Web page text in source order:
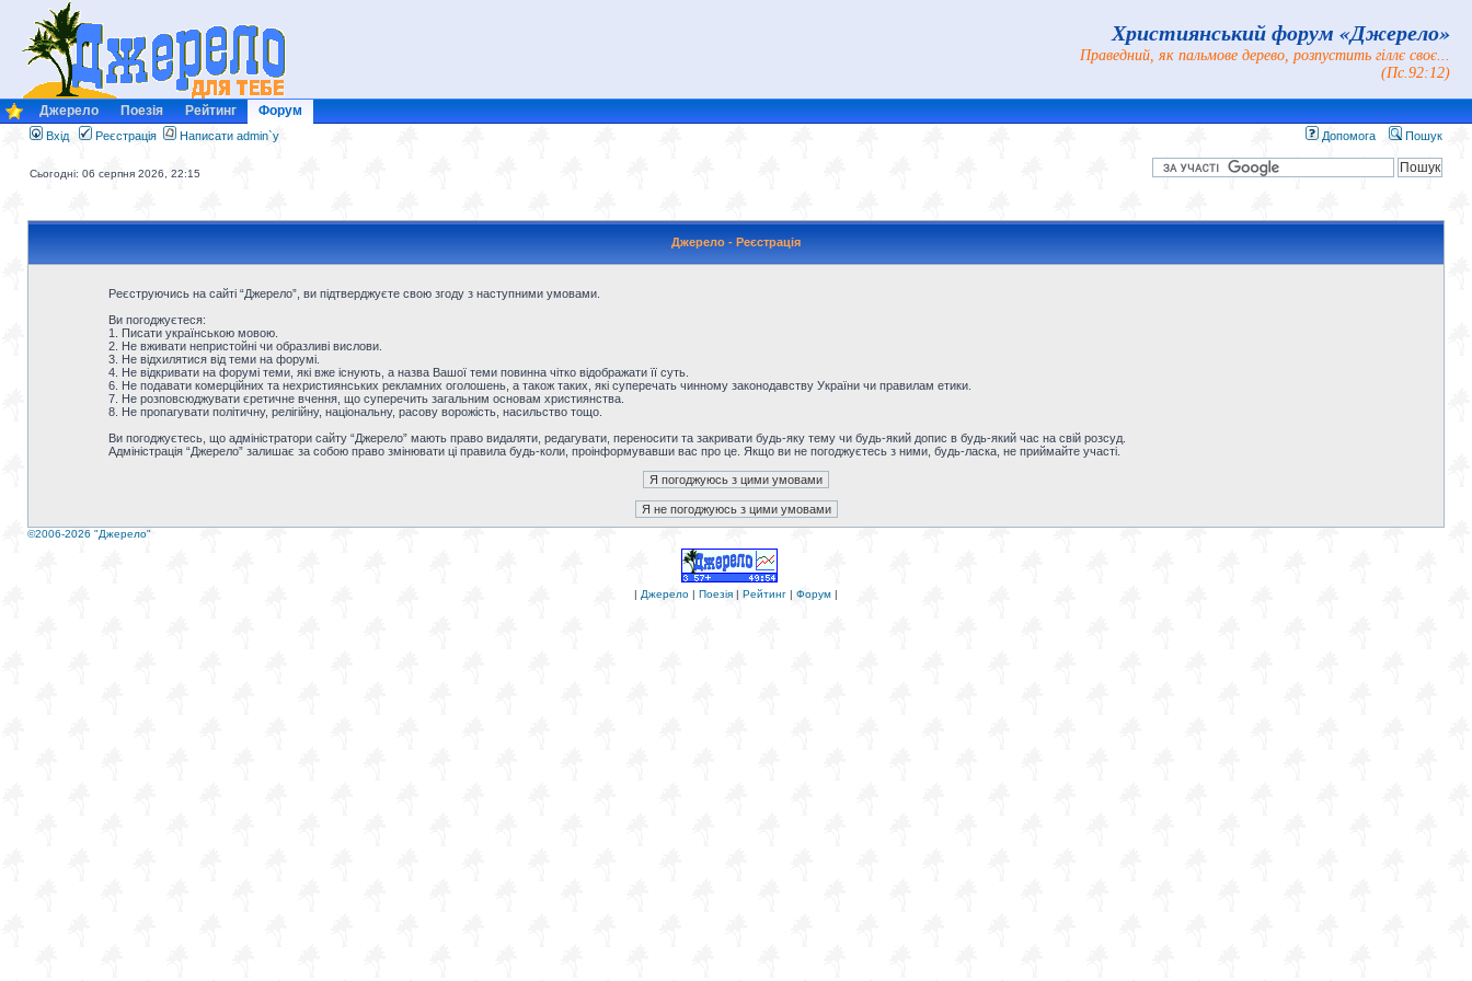
Християнський форум «Джерело»
Праведний, як пальмове дерево, розпустить гіллє своє...
(Пс.92:12)
Джерело Поезія Рейтинг Форум
Вхід Реєстрація Написати admin`у Допомога Пошук
Сьогодні: 06 серпня 2026, 22:15
Джерело - Реєстрація
Реєструючись на сайті “Джерело”, ви підтверджуєте свою згоду з наступними умовами.
Ви погоджуєтеся:
1. Писати українською мовою.
2. Не вживати непристойні чи образливі вислови.
3. Не відхилятися від теми на форумі.
4. Не відкривати на форумі теми, які вже існують, а назва Вашої теми повинна чітко відображати її суть.
6. Не подавати комерційних та нехристиянських рекламних оголошень, а також таких, які суперечать чинному законодавству України чи правилам етики.
7. Не розповсюджувати єретичне вчення, що суперечить загальним основам християнства.
8. Не пропагувати політичну, релігійну, національну, расову ворожість, насильство тощо.
Ви погоджуєтесь, що адміністратори сайту “Джерело” мають право видаляти, редагувати, переносити та закривати будь-яку тему чи будь-який допис в будь-який час на свій розсуд.
Адміністрація “Джерело” залишає за собою право змінювати ці правила будь-коли, проінформувавши вас про це. Якщо ви не погоджуєтесь з ними, будь-ласка, не приймайте участі.
©2006-2026 "Джерело"
| Джерело | Поезія | Рейтинг | Форум |